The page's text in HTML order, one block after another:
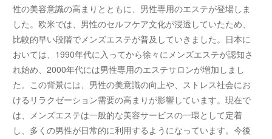
性の美容意識の高まりとともに、男性専用のエステが登場しま
した。欧米では、男性のセルフケア文化が浸透していたため、
比較的早い段階でメンズエステが普及していきました。日本に
おいては、1990年代に入ってから徐々にメンズエステが認知さ
れ始め、2000年代には男性専用のエステサロンが増加しまし
た。この背景には、男性の美意識の向上や、ストレス社会にお
けるリラクゼーション需要の高まりが影響しています。現在で
は、メンズエステは一般的な美容サービスの一環として定着
し、多くの男性が日常的に利用するようになっています。今後